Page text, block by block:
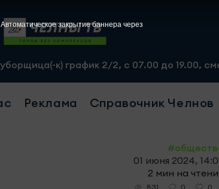
график 2/2, с 07.00 до 19.00, смена - 2500
Реклама Справочник Челнов
01 июня 2024,
2 мин на
831 0 0
Автоматическое закрытие баннера через